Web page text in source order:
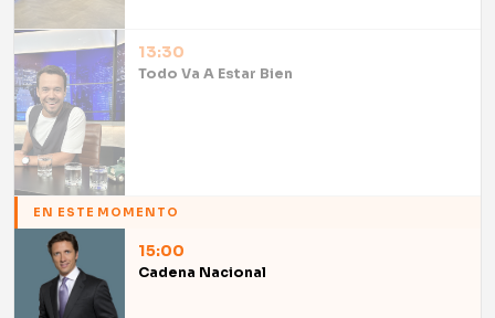
13:30
Todo Va A Estar Bien
EN ESTE MOMENTO
15:00
Cadena Nacional